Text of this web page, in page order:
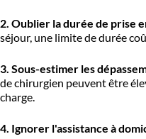
2. Oublier la durée de prise
séjour, une limite de durée
3. Sous-estimer les
de chirurgien peuvent être
charge.
4. Ignorer l'assistance à